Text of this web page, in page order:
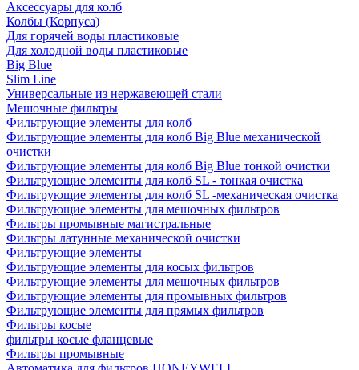
Аксессуары для колб
Колбы (Корпуса)
Для горячей воды пластиковые
Для холодной воды пластиковые
Big Blue
Slim Line
Универсальные из нержавеющей стали
Мешочные фильтры
Фильтрующие элементы для колб
Фильтрующие элементы для колб Big Blue механической
очистки
Фильтрующие элементы для колб Big Blue тонкой очистки
Фильтрующие элементы для колб SL - тонкая очистка
Фильтрующие элементы для колб SL -механическая очистка
Фильтрующие элементы для мешочных фильтров
Фильтры промывные магистральные
Фильтры латунные механической очистки
Фильтрующие элементы
Фильтрующие элементы для косых фильтров
Фильтрующие элементы для мешочных фильтров
Фильтрующие элементы для промывных фильтров
Фильтрующие элементы для прямых фильтров
Фильтры косые
фильтры косые фланцевые
Фильтры промывные